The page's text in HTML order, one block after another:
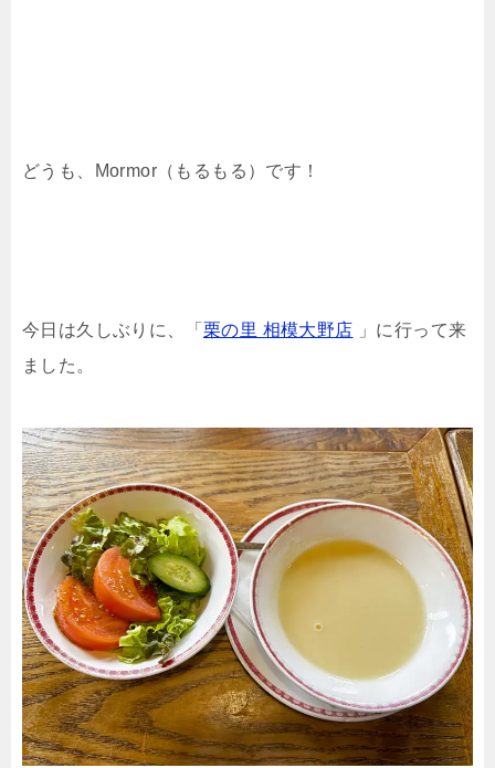
どうも、Mormor（もるもる）です！
今日は久しぶりに、「 栗の里 相模大野店 」に行って来
ました。